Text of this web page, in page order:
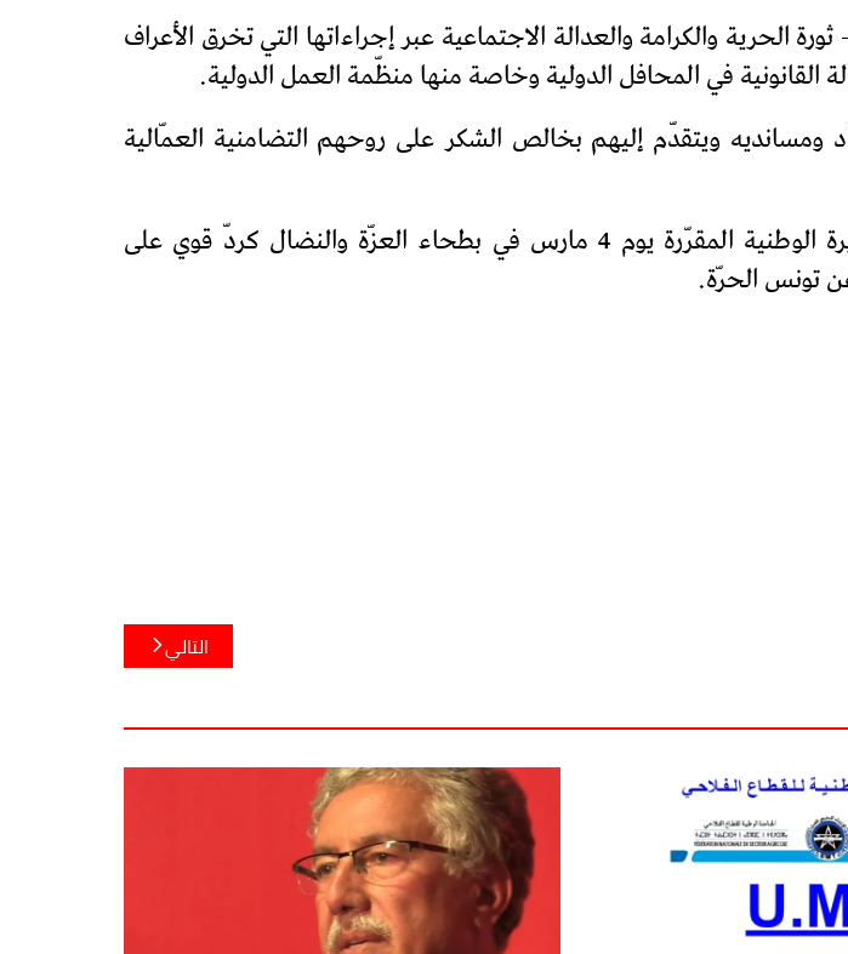
الحرية والكرامة والعدالة الاجتماعية عبر إجراءاتها التي تخرق الأعراف
القانونية في المحافل الدولية وخاصة منها منظّمة العمل الدولية.
ومسانديه ويتقدّم إليهم بخالص الشكر على روحهم التضامنية العمّالية
يدعو كلّ الشغّالين بالفكر والساعد إلى المشاركة بكثافة في المسيرة الوطنية المقرّرة يوم 4 مارس في بطحاء العزّة والنضال كردّ قوي على
تونس الحرّة.
التالي